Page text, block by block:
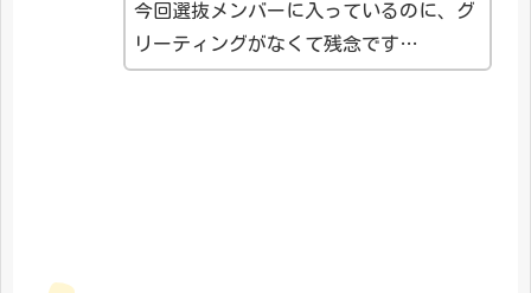
今回選抜メンバーに入っているのに、グ
リーティングがなくて残念です…